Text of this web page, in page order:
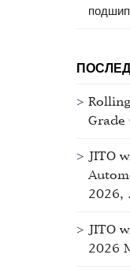
JITO
2026,
JITO
2026